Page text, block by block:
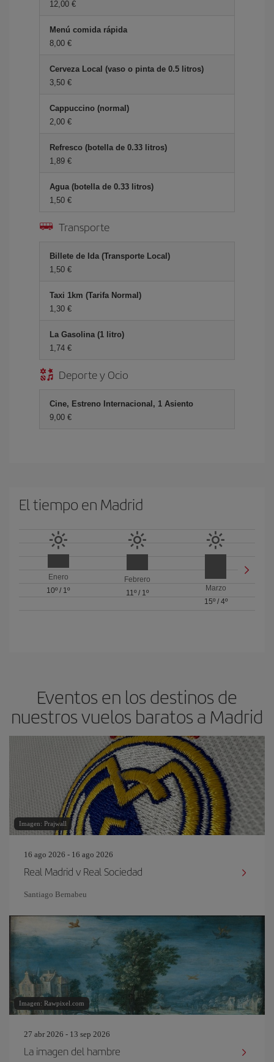
12,00 €
Menú comida rápida
8,00 €
Cerveza Local (vaso o pinta de 0.5 litros)
3,50 €
Cappuccino (normal)
2,00 €
Refresco (botella de 0.33 litros)
1,89 €
Agua (botella de 0.33 litros)
1,50 €
Transporte
Billete de Ida (Transporte Local)
1,50 €
Taxi 1km (Tarifa Normal)
1,30 €
La Gasolina (1 litro)
1,74 €
Deporte y Ocio
Cine, Estreno Internacional, 1 Asiento
9,00 €
El tiempo en Madrid
Enero
10º / 1º
Febrero
11º/ 1º
Marzo
15º/ 4º
Eventos en los destinos de
nuestros vuelos baratos a Madrid
Imagen: Prajwall
16 ago 2026 - 16 ago 2026
Real Madrid v Real Sociedad
Santiago Bernabeu
Imagen: Rawpixel.com
27 abr 2026 - 13 sep 2026
La imagen del hambre